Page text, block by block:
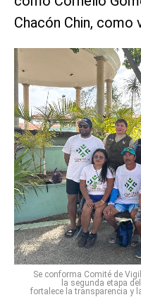
Chacón Chin, como
Se conforma Comité de
la segunda etapa
fortalece la transparencia y